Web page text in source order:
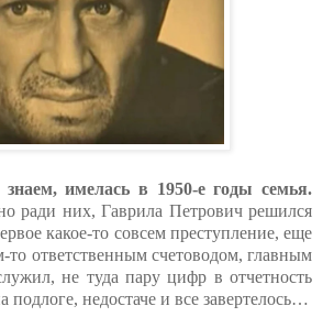
имелась в 1950-е годы семья.
ради них, Гаврила Петрович решился
какое-то совсем преступление, еще
ответственным счетоводом, главным
не туда пару цифр в отчетность
подлоге, недостаче и все завертелось…